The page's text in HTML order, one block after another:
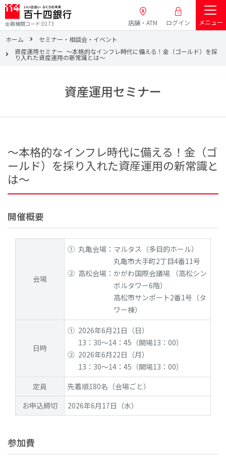
金融機関コード:0173 店舗・ATM ログイン
メニュー
ホーム
セミナー・相談会・イベント
資産運用セミナー ～本格的なインフレ時代に備える！金（ゴールド）を採
り入れた資産運用の新常識とは～
資産運用セミナー
～本格的なインフレ時代に備える！金（ゴ
ールド）を採り入れた資産運用の新常識と
は～
開催概要
会場
① 丸亀会場：マルタス（多目的ホール）
丸亀市大手町2丁目4番11号
② 高松会場：かがわ国際会議場 （高松シン
ボルタワー6階）
高松市サンポート2番1号（タ
ワー棟）
日時
① 2026年6月21日（日）
13：30～14：45（開場13：00）
② 2026年6月22日（月）
13：30～14：45（開場13：00）
定員
先着順180名（会場ごと）
お申込締切
2026年6月17日（水）
参加費